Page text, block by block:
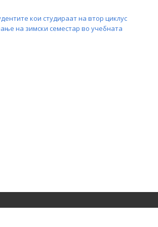
кои студираат на втор циклус
на зимски семестар во учебната